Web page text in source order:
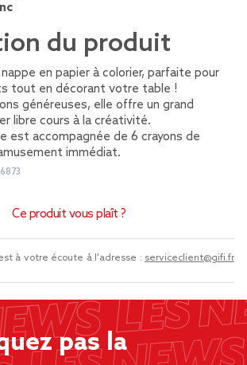
du produit
en papier à colorier, parfaite pour
tout en décorant votre table !
généreuses, elle offre un grand
libre cours à la créativité.
est accompagnée de 6 crayons de
immédiat.
Ce produit vous plaît ?
à votre écoute à l'adresse : serviceclient@gifi.fr
pas la